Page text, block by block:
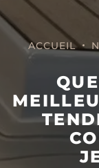
AGILIS
ACCUEIL